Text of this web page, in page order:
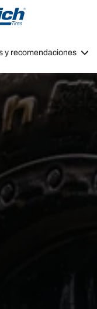
navigation
y recomendaciones